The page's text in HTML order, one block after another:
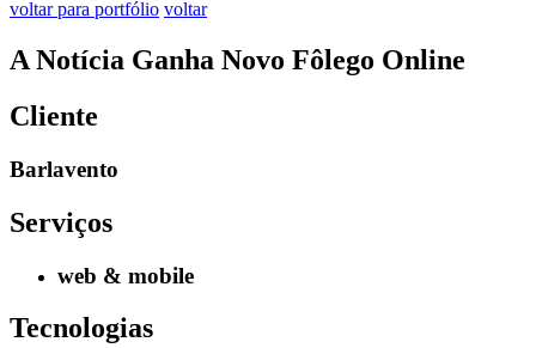
voltar para portfólio voltar
A Notícia Ganha Novo Fôlego Online
Cliente
Barlavento
Serviços
web & mobile
Tecnologias